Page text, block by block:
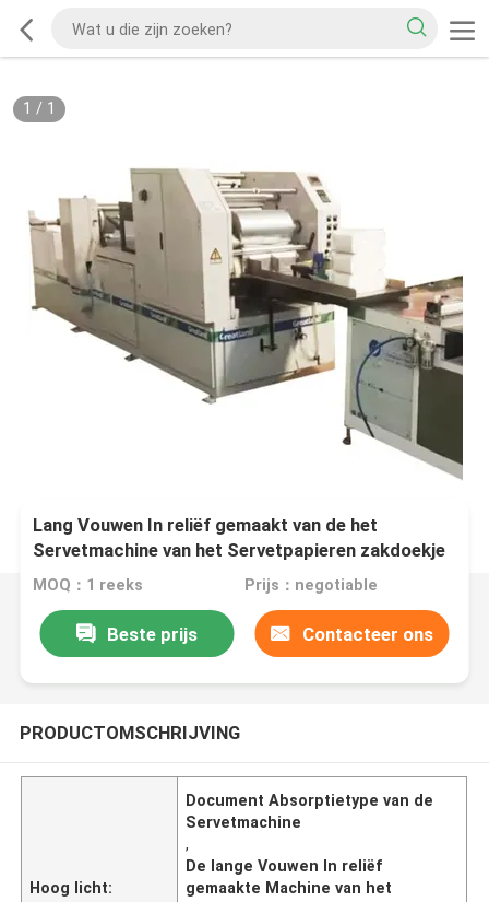
1 / 1
Lang Vouwen In reliëf gemaakt van de het
Servetmachine van het Servetpapieren zakdoekje
Absorptietype
MOQ：1 reeks Prijs：negotiable
Beste prijs Contacteer ons
PRODUCTOMSCHRIJVING
Hoog licht:
Document Absorptietype van de
Servetmachine
,
De lange Vouwen In reliëf
gemaakte Machine van het